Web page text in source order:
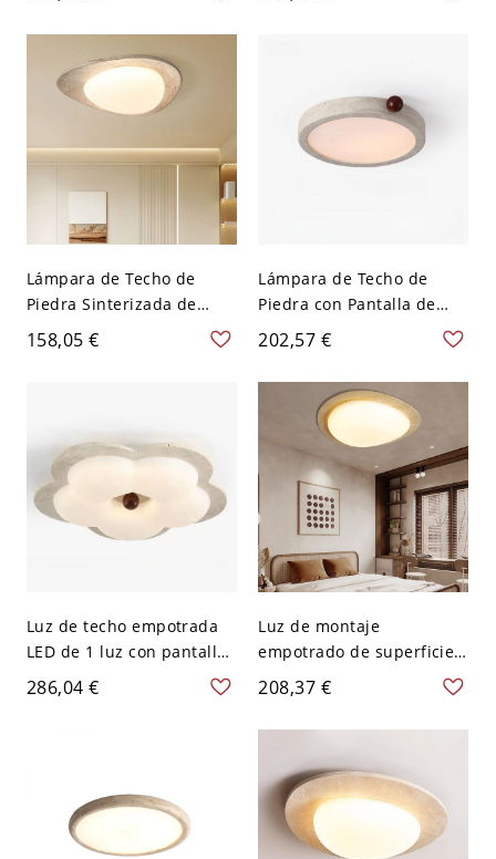
Montaje Plano para
Dormitorio Estilo
Minimalista, 110V-120V,
Tres Niveles (Luz
Cálida/Blanca/Neutra
para Uso Residencial,
Regulable)
Lámpara de Techo de
Piedra Sinterizada de
Forma Regular con 1 Luz,
Pantalla de Lucite, LED,
14", Tercera Marcha (Luz
Cálida/Blanca/Neutra de
Regulación)
158,05 €
Lámpara de Techo de
Piedra con Pantalla de
Tiza 1 Luz Montaje Plano
Moderno para Dormitorio
LED, 110V-120V, 15",
Tercera Marcha (Luz
Cálida/Blanca/Neutra de
Regulación), Recta
202,57 €
Luz de techo empotrada
LED de 1 luz con pantalla
de lucita floral de piedra
para uso residencial,
286,04 €
Luz de montaje
empotrado de superficie
simétrica de piedra
sinterizada 1 luz con
pantalla de resina,
LED, uso residencial, 110V-
120V, 12"
208,37 €